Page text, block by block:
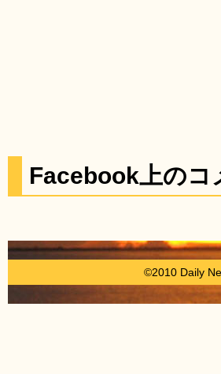
Facebook上のコ
©2010 Daily